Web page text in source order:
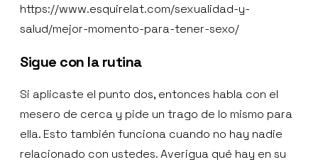
https://www.esquirelat.com/sexualidad-y-
salud/mejor-momento-para-tener-sexo/
Sigue con la rutina
Si aplicaste el punto dos, entonces habla con el
mesero de cerca y pide un trago de lo mismo para
ella. Esto también funciona cuando no hay nadie
relacionado con ustedes. Averigua qué hay en su